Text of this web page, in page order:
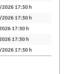
17:30 h
17:30 h
17:30 h
17:30 h
17:30 h